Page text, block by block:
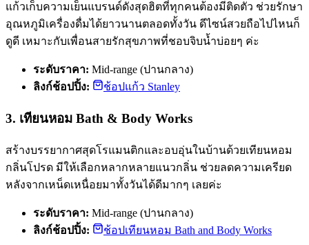
แก้วเก็บความเย็นแบรนด์ดังสุดฮิตที่ทุกคนต้องมีติดตัว ช่วยรักษา
อุณหภูมิเครื่องดื่มได้ยาวนานตลอดทั้งวัน ดีไซน์สวยถือไปไหนก็
ดูดี เหมาะกับเพื่อนสายรักสุขภาพที่ชอบจิบน้ำบ่อยๆ ค่ะ
ระดับราคา: Mid-range (ปานกลาง)
ลิงก์ช้อปปิ้ง:
ช้อปแก้ว Stanley
3. เทียนหอม Bath & Body Works
สร้างบรรยากาศสุดโรแมนติกและอบอุ่นในบ้านด้วยเทียนหอม
กลิ่นโปรด มีให้เลือกหลากหลายแนวกลิ่น ช่วยลดความเครียด
หลังจากเหน็ดเหนื่อยมาทั้งวันได้ดีมากๆ เลยค่ะ
ระดับราคา: Mid-range (ปานกลาง)
ลิงก์ช้อปปิ้ง:
ช้อปเทียนหอม Bath and Body Works